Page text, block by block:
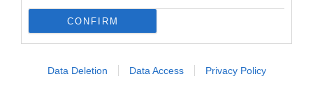
CONFIRM
Data Deletion Data Access Privacy Policy